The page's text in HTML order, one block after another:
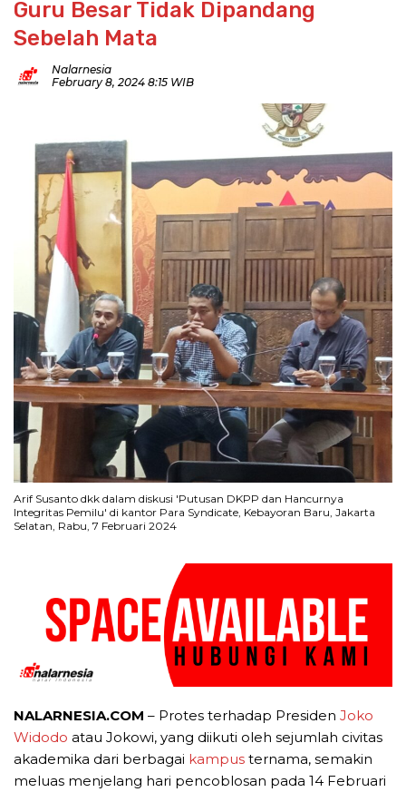
Guru Besar Tidak Dipandang
Sebelah Mata
Nalarnesia
February 8, 2024 8:15 WIB
Arif Susanto dkk dalam diskusi 'Putusan DKPP dan Hancurnya
Integritas Pemilu' di kantor Para Syndicate, Kebayoran Baru, Jakarta
Selatan, Rabu, 7 Februari 2024
NALARNESIA.COM – Protes terhadap Presiden Joko
Widodo atau Jokowi, yang diikuti oleh sejumlah civitas
akademika dari berbagai kampus ternama, semakin
meluas menjelang hari pencoblosan pada 14 Februari